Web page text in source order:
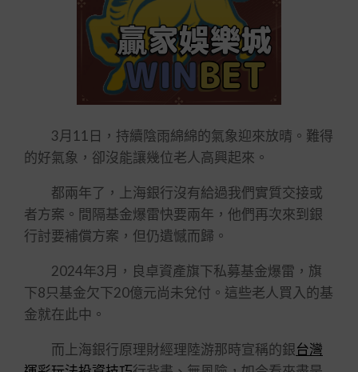
3月11日，持續陰雨綿綿的氣象迎來放晴。難得
的好氣象，卻沒能讓幾位老人高興起來。
都兩年了，上海銀行沒有給過我們實質交接或
者方案。間隔基金爆雷快要兩年，他們再次來到銀
行討要補償方案，但仍遺憾而歸。
2024年3月，良卓資產旗下私募基金爆雷，旗
下8只基金欠下20億元尚未兌付。這些老人買入的基
金就在此中。
而上海銀行原理財經理陸游那時宣稱的銀台灣